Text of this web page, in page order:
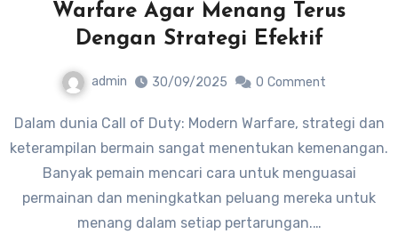
Warfare Agar Menang Terus
Dengan Strategi Efektif
admin 30/09/2025 0 Comment
Dalam dunia Call of Duty: Modern Warfare, strategi dan
keterampilan bermain sangat menentukan kemenangan.
Banyak pemain mencari cara untuk menguasai
permainan dan meningkatkan peluang mereka untuk
menang dalam setiap pertarungan.…